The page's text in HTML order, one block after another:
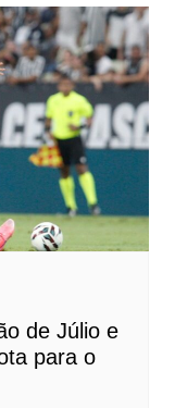
de Júlio e
para o